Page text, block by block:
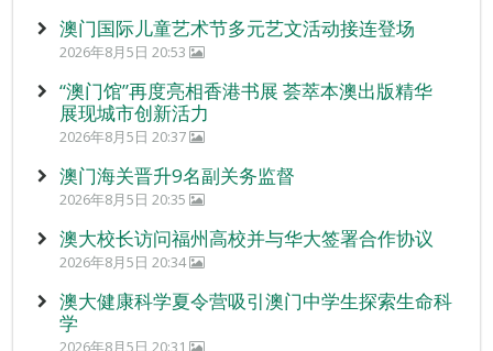
澳门国际儿童艺术节多元艺文活动接连登场
2026年8月5日 20:53
“澳门馆”再度亮相香港书展 荟萃本澳出版精华
展现城市创新活力
2026年8月5日 20:37
澳门海关晋升9名副关务监督
2026年8月5日 20:35
澳大校长访问福州高校并与华大签署合作协议
2026年8月5日 20:34
澳大健康科学夏令营吸引澳门中学生探索生命科
学
2026年8月5日 20:31